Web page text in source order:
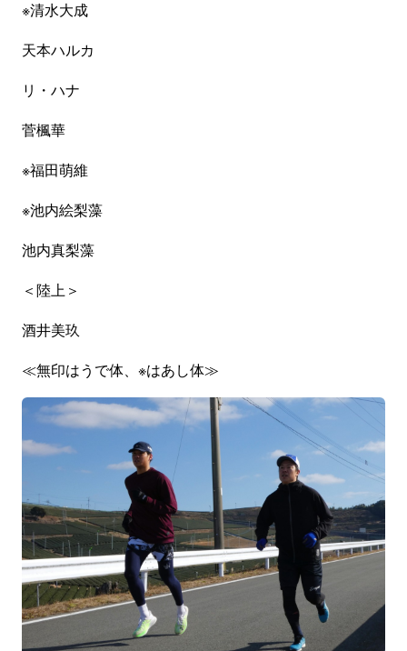
※清水大成
天本ハルカ
リ・ハナ
菅楓華
※福田萌維
※池内絵梨藻
池内真梨藻
＜陸上＞
酒井美玖
≪無印はうで体、※はあし体≫